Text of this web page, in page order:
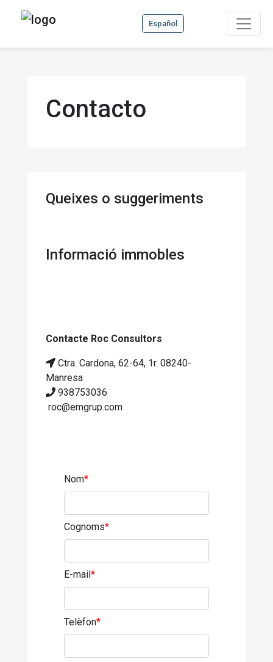
Español
Contacto
Queixes o suggeriments
Informació immobles
Contacte Roc Consultors
Ctra. Cardona, 62-64, 1r. 08240-
Manresa
938753036
roc@emgrup.com
Nom*
Cognoms*
E-mail*
Telèfon*